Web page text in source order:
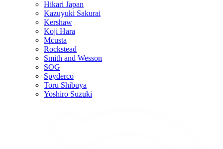
Hikari Japan
Kazuyuki Sakurai
Kershaw
Koji Hara
Mcusta
Rockstead
Smith and Wesson
SOG
Spyderco
Toru Shibuya
Yoshiro Suzuki